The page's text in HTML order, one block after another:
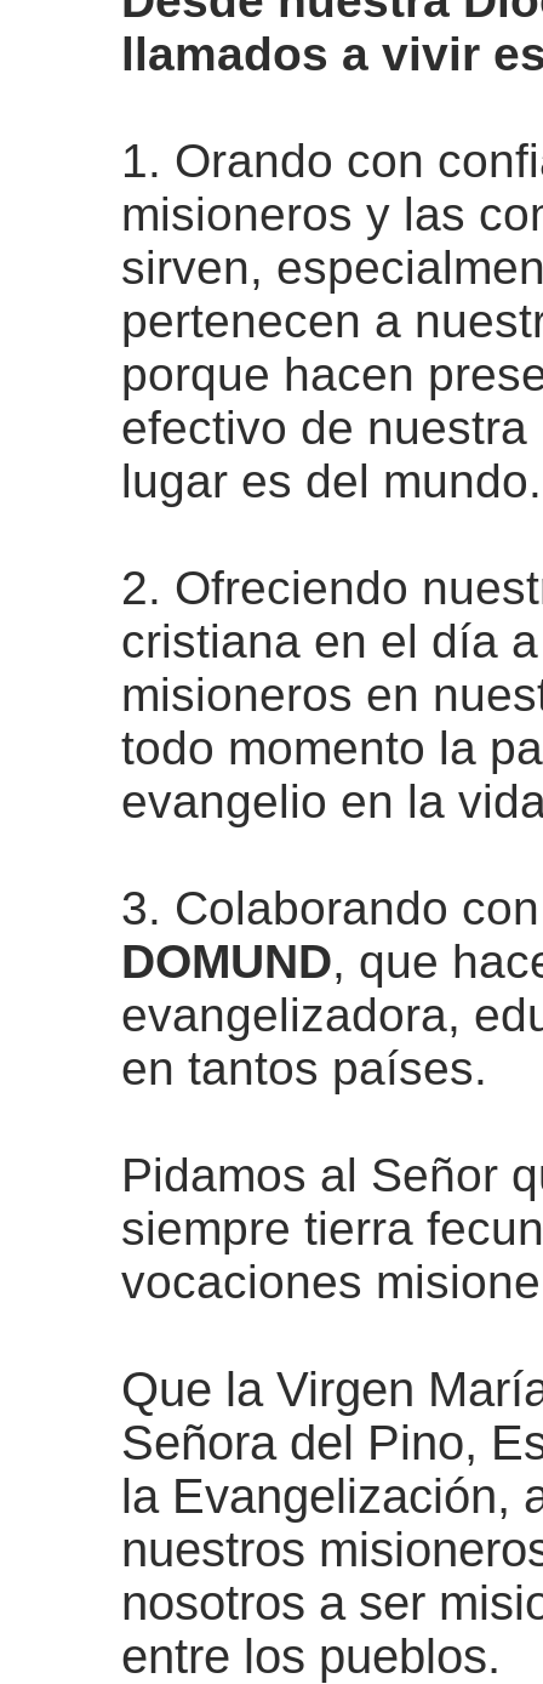
llamados a vivir
1. Orando con
misioneros y las
sirven,
pertenecen a
porque hacen
efectivo de
lugar es del mundo.
2. Ofreciendo
cristiana en el día
misioneros en
todo momento la
evangelio en la
3. Colaborando
DOMUND, que
evangelizadora,
en tantos países.
Pidamos al Señor
siempre tierra
vocaciones
Que la Virgen
Señora del Pino,
la Evangelización,
nuestros
nosotros a ser
entre los pueblos.